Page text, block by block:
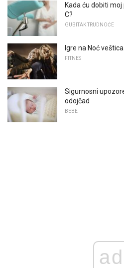
Kada ću dobiti
C?
GUBITAK TRUDNOĆE
Igre na Noć
FITNES
Sigurnosni
odojčad
BEBE
ad